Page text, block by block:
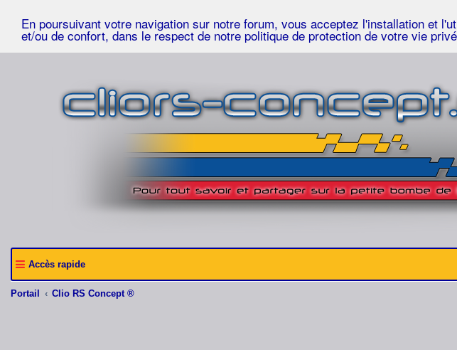
En poursuivant votre navigation sur notre forum, vous acceptez l'installation et
et/ou de confort, dans le respect de notre politique de protection de votre vie
Accès rapide
Portail Clio RS Concept ®